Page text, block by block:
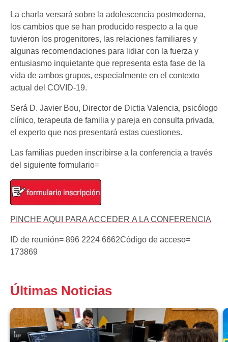
La charla versará sobre la adolescencia postmoderna,
los cambios que se han producido respecto a la que
tuvieron los progenitores, las relaciones familiares y
algunas recomendaciones para lidiar con la fuerza y
entusiasmo inquietante que representa esta fase de la
vida de ambos grupos, especialmente en el contexto
actual del COVID-19.
Será D. Javier Bou, Director de Dictia Valencia, psicólogo
clínico, terapeuta de familia y pareja en consulta privada,
el experto que nos presentará estas cuestiones.
Las familias pueden inscribirse a la conferencia a través
del siguiente formulario=
PINCHE AQUI PARA ACCEDER A LA CONFERENCIA
ID de reunión= 896 2224 6662Código de acceso=
173869
Últimas Noticias